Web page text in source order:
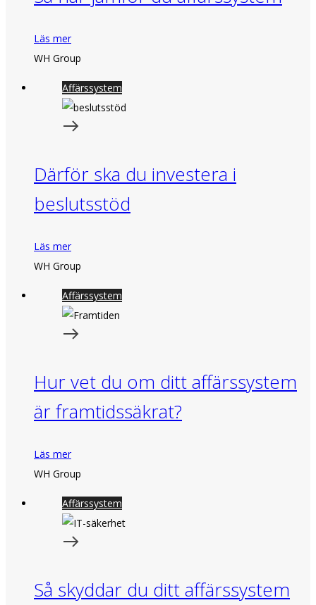
Läs mer
WH Group
Affärssystem
Därför ska du investera i
beslutsstöd
Läs mer
WH Group
Affärssystem
Hur vet du om ditt affärssystem
är framtidssäkrat?
Läs mer
WH Group
Affärssystem
Så skyddar du ditt affärssystem